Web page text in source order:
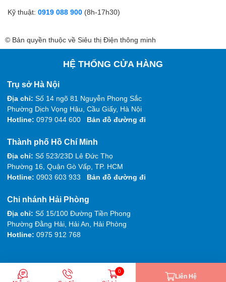
Kỹ thuật: 0919 088 900 (8h-17h30)
© Bản quyền thuộc về Siêu thị Điện thông minh
HỆ THỐNG CỬA HÀNG
Trụ sở Hà Nội
Địa chỉ: Số 14 ngõ 81 Nguyễn Phong Sắc
Phường Dịch Vọng Hậu, Cầu Giấy, Hà Nội
Hotline: 0979 044 600 Bản đồ đường đi
Thành phố Hồ Chí Minh
Địa chỉ: Số 523/23D Lê Đức Thọ
Phường 16, Quận Gò Vấp, TP. HCM
Hotline: 0903 603 933 Bản đồ đường đi
Chi nhánh Hải Phòng
Địa chỉ: Số 15/100 Đường Tiền Phong
Phường Đằng Hải, Hải An, Hải Phòng
Hotline: 0975 912 768
0
Liên Hệ